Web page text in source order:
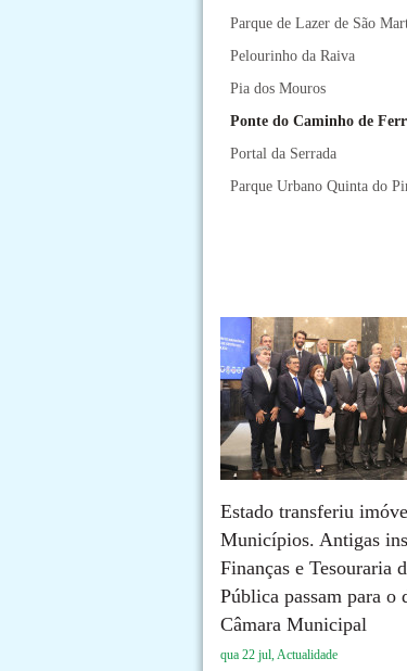
Parque de Lazer de São
Pelourinho da Raiva
Pia dos Mouros
Ponte do Caminho de
Portal da Serrada
Parque Urbano Quinta do
Estado transferiu
Municípios. Antigas
Finanças e Tesouraria
Pública passam para o
Câmara Municipal
qua 22 jul, Actualidade